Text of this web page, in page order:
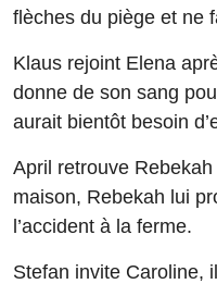
flèches du piège et ne
Klaus rejoint Elena
donne de son sang
aurait bientôt besoin
April retrouve
maison, Rebekah lui
l’accident à la ferme.
Stefan invite Caroline,